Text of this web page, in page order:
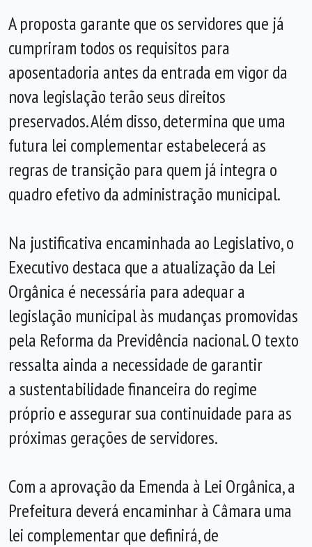
A proposta garante que os servidores que já
cumpriram todos os requisitos para
aposentadoria antes da entrada em vigor da
nova legislação terão seus direitos
preservados. Além disso, determina que uma
futura lei complementar estabelecerá as
regras de transição para quem já integra o
quadro efetivo da administração municipal.
Na justificativa encaminhada ao Legislativo, o
Executivo destaca que a atualização da Lei
Orgânica é necessária para adequar a
legislação municipal às mudanças promovidas
pela Reforma da Previdência nacional. O texto
ressalta ainda a necessidade de garantir
a sustentabilidade financeira do regime
próprio e assegurar sua continuidade para as
próximas gerações de servidores.
Com a aprovação da Emenda à Lei Orgânica, a
Prefeitura deverá encaminhar à Câmara uma
lei complementar que definirá, de